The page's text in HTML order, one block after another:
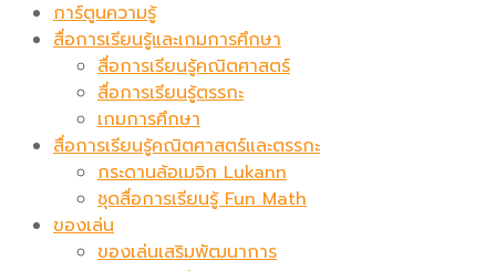
การ์ตูนความรู้
สื่อการเรียนรู้และเกมการศึกษา
สื่อการเรียนรู้คณิตศาสตร์
สื่อการเรียนรู้ตรรกะ
เกมการศึกษา
สื่อการเรียนรู้คณิตศาสตร์และตรรกะ
กระดานล้อเมจิก​ Lukann
ชุดสื่อการเรียนรู้ Fun Math
ของเล่น
ของเล่นเสริมพัฒนาการ